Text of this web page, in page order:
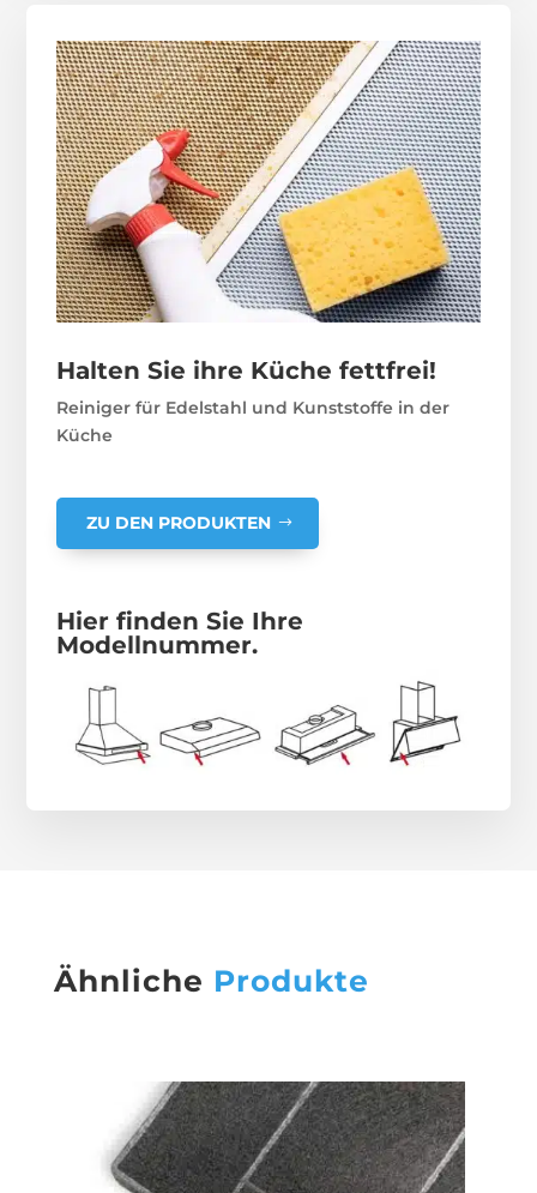
Halten Sie ihre Küche fettfrei!
Reiniger für Edelstahl und Kunststoffe in der
Küche
ZU DEN PRODUKTEN
Hier finden Sie Ihre
Modellnummer.
Ähnliche Produkte